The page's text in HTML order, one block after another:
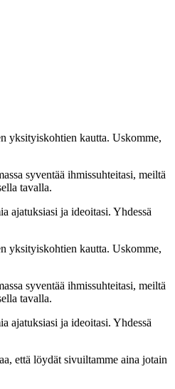
yksityiskohtien kautta. Uskomme,
syventää ihmissuhteitasi, meiltä
tavalla.
ajatuksiasi ja ideoitasi. Yhdessä
yksityiskohtien kautta. Uskomme,
syventää ihmissuhteitasi, meiltä
tavalla.
ajatuksiasi ja ideoitasi. Yhdessä
että löydät sivuiltamme aina jotain